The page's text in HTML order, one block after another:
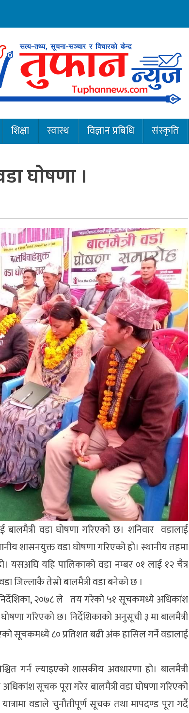
शिक्षा स्वास्थ विज्ञान प्रबिधि संस्कृति
घाेषणा ।
वडा घोषणा गरिएको छ। शनिवार वडालाई
शासनयुक्त वडा घोषणा गरिएको हो। स्थानीय तहमा
यसअघि यहि पालिकाको वडा नम्बर ०१ लाई १२ चैत्र
जिल्लाकै तेस्रो बालमैत्री वडा बनेको छ ।
निर्देशिका, २०७८ ले तय गरेको ५१ सूचकमध्ये अधिकांश
गरिएको छ। निर्देशिकाको अनुसूची ३ मा बालमैत्री
सूचकमध्ये ८० प्रतिशत बढी अंक हासिल गर्ने वडालाई
गर्न ल्याइएको शासकीय अवधारणा हो। बालमैत्री
सूचक पूरा गरेर बालमैत्री वडा घोषणा गरिएको
वडाले चुनौतीपूर्ण सूचक तथा मापदण्ड पूरा गर्दै